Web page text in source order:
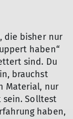
die bisher nur
haben“
sind. Du
brauchst
Material, nur
sein. Solltest
haben,